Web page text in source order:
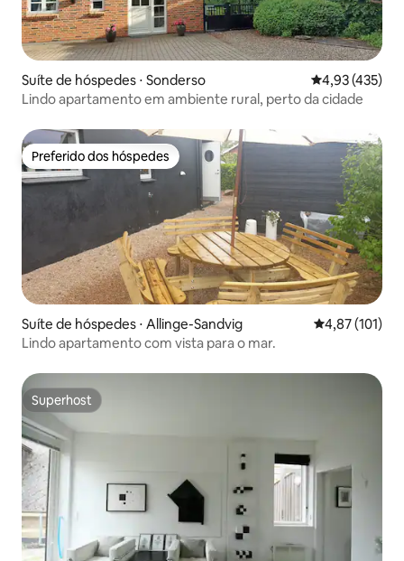
Suíte de hóspedes ⋅ Sonderso 4,93 de uma
4,93 (435)
Lindo apartamento em ambiente rural, perto da cidade
Preferido dos hóspedes
Preferido dos hóspedes
Suíte de hóspedes ⋅ Allinge-Sandvig 4,87 de uma
4,87 (101)
Lindo apartamento com vista para o mar.
Superhost
Superhost